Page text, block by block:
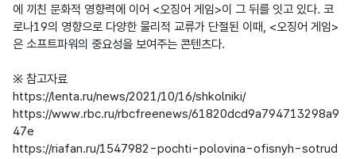
에 끼친 문화적 영향력에 이어 <오징어 게임>이 그 뒤를 잇고 있다. 코
로나19의 영향으로 다양한 물리적 교류가 단절된 이때, <오징어 게임>
은 소프트파워의 중요성을 보여주는 콘텐츠다.
※ 참고자료
https://lenta.ru/news/2021/10/16/shkolniki/
https://www.rbc.ru/rbcfreenews/61820dcd9a794713298a9
47e
https://riafan.ru/1547982-pochti-polovina-ofisnyh-sotrud